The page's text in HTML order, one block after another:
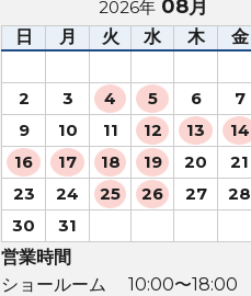
2026年 08月
日 月 火 水 木 金
2
3 4 5 6 7
9
10 11 12 13 14
16
17 18 19 20 21
23
24 25 26 27 28
30
31
営業時間
ショールーム 10:00〜18:00